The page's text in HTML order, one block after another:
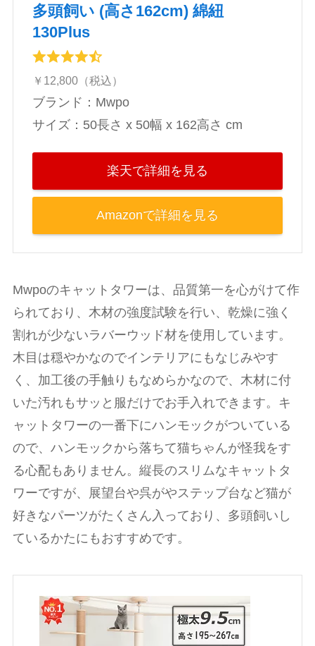
多頭飼い (高さ162cm) 綿紐
130Plus
￥12,800（税込）
ブランド：Mwpo
サイズ：‎‎‎50長さ x 50幅 x 162高さ cm
楽天で詳細を見る
Amazonで詳細を見る
Mwpoのキャットタワーは、品質第一を心がけて作
られており、木材の強度試験を行い、乾燥に強く
割れが少ないラバーウッド材を使用しています。
木目は穏やかなのでインテリアにもなじみやす
く、加工後の手触りもなめらかなので、木材に付
いた汚れもサッと服だけでお手入れできます。キ
ャットタワーの一番下にハンモックがついている
ので、ハンモックから落ちて猫ちゃんが怪我をす
る心配もありません。縦長のスリムなキャットタ
ワーですが、展望台や呉がやステップ台など猫が
好きなパーツがたくさん入っており、多頭飼いし
ているかたにもおすすめです。